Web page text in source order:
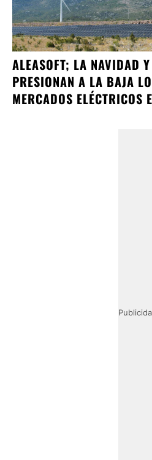
ALEASOFT; LA NAVIDAD
PRESIONAN A LA BAJA
MERCADOS ELÉCTRICOS